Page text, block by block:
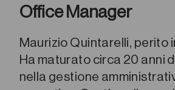
Office Manager
Maurizio Quintarelli, perito
Ha maturato circa 20 anni
nella gestione